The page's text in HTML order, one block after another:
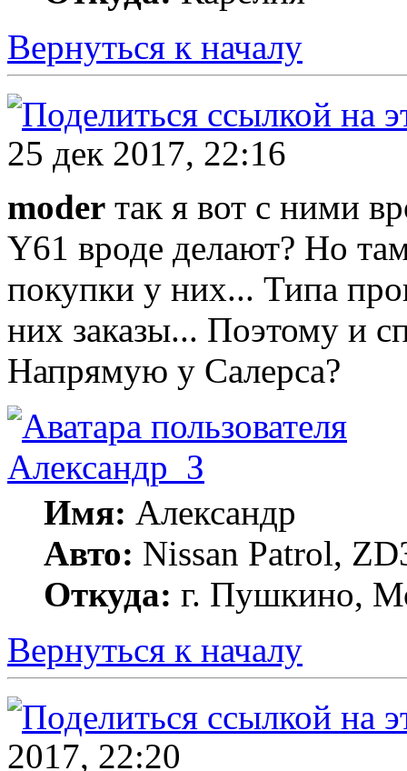
Вернуться к началу
25 дек 2017, 22:16
moder так я вот с ними
Y61 вроде делают? Но
покупки у них... Типа
них заказы... Поэтому и
Напрямую у Салерса?
Александр_З
Имя: Александр
Авто: Nissan Patrol,
Откуда: г. Пушкино,
Вернуться к началу
2017, 22:20